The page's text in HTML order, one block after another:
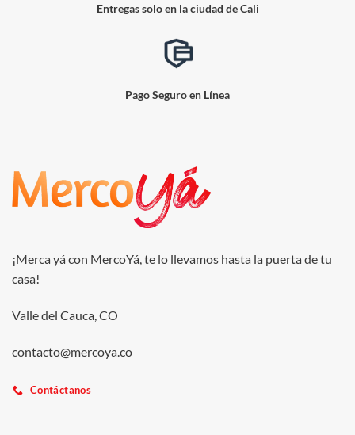
Entregas solo en la ciudad de Cali
Pago Seguro en Línea
¡Merca yá con MercoYá, te lo llevamos hasta la puerta de tu
casa!
Valle del Cauca, CO
contacto@mercoya.co
Contáctanos